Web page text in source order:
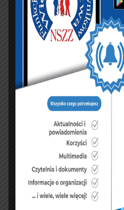
KSIĘGA GOŚCI:
Zobacz księgę
dopisz do księgi
NASZ FACEBOOK
UBEZPIECZENIA